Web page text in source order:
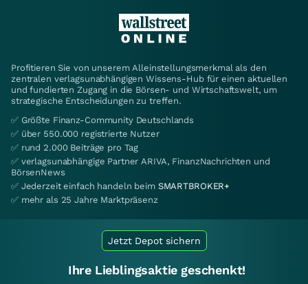
Profitieren Sie von unserem Alleinstellungsmerkmal als den
zentralen verlagsunabhängigen Wissens-Hub für einen aktuellen
und fundierten Zugang in die Börsen- und Wirtschaftswelt, um
strategische Entscheidungen zu treffen.
✅ Größte Finanz-Community Deutschlands
✅ über 550.000 registrierte Nutzer
✅ rund 2.000 Beiträge pro Tag
✅ verlagsunabhängige Partner ARIVA, FinanzNachrichten und
BörsenNews
✅ Jederzeit einfach handeln beim SMARTBROKER+
✅ mehr als 25 Jahre Marktpräsenz
Jetzt Depot sichern
Ihre Lieblingsaktie geschenkt!